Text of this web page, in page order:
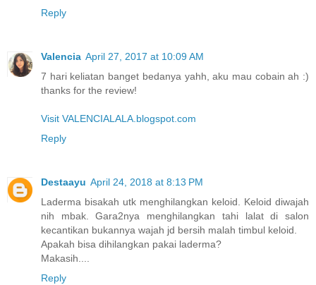
Reply
Valencia April 27, 2017 at 10:09 AM
7 hari keliatan banget bedanya yahh, aku mau cobain ah :)
thanks for the review!
Visit VALENCIALALA.blogspot.com
Reply
Destaayu April 24, 2018 at 8:13 PM
Laderma bisakah utk menghilangkan keloid. Keloid diwajah
nih mbak. Gara2nya menghilangkan tahi lalat di salon
kecantikan bukannya wajah jd bersih malah timbul keloid.
Apakah bisa dihilangkan pakai laderma?
Makasih....
Reply